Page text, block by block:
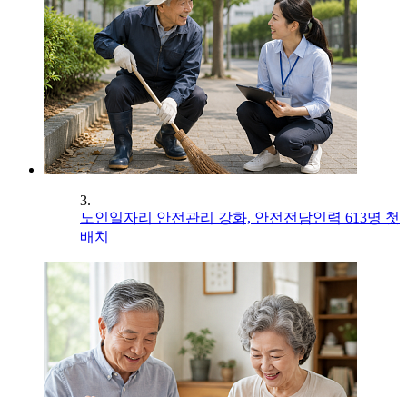
3.
노인일자리 안전관리 강화, 안전전담인력 613명 첫
배치